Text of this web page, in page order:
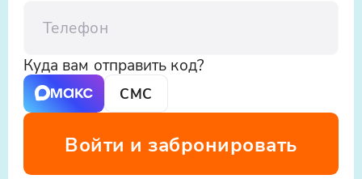
Куда вам отправить код?
СМС
Войти и забронировать